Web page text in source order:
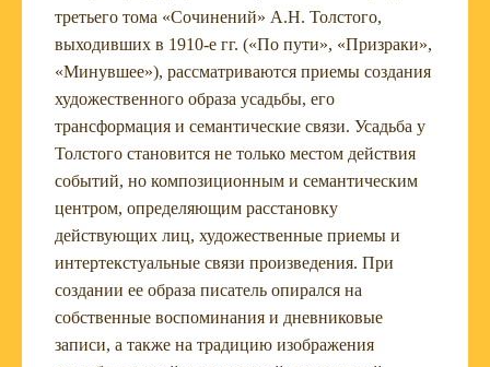
третьего тома «Сочинений» А.Н. Толстого,
выходивших в 1910-е гг. («По пути», «Призраки»,
«Минувшее»), рассматриваются приемы создания
художественного образа усадьбы, его
трансформация и семантические связи. Усадьба у
Толстого становится не только местом действия
событий, но композиционным и семантическим
центром, определяющим расстановку
действующих лиц, художественные приемы и
интертекстуальные связи произведения. При
создании ее образа писатель опирался на
собственные воспоминания и дневниковые
записи, а также на традицию изображения